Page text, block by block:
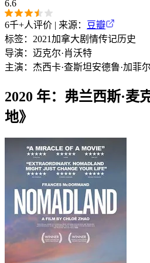
6.6
6千+人评价 | 来源：
豆瓣
标签： 2021加拿大剧情传记历史
导演： 迈克尔·肖沃特
主演： 杰西卡·查斯坦安德鲁·加菲
2020 年：弗兰西斯·麦
地》